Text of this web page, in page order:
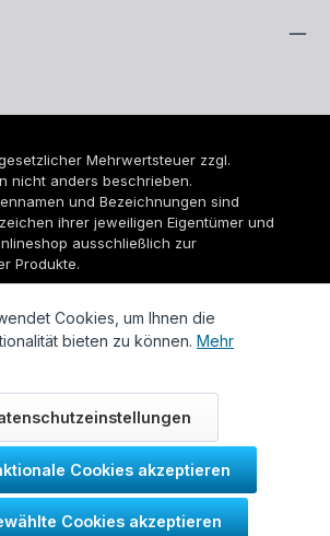
Mehrwertsteuer zzgl.
nicht anders beschrieben.
und Bezeichnungen sind
ihrer jeweiligen Eigentümer und
ausschließlich zur
Produkte.
und Unger Heizungs- und
Cookies, um Ihnen die
bieten zu können. Mehr
Cookies akzeptieren
Cookies akzeptieren
Durch IT-Recht Kanzlei